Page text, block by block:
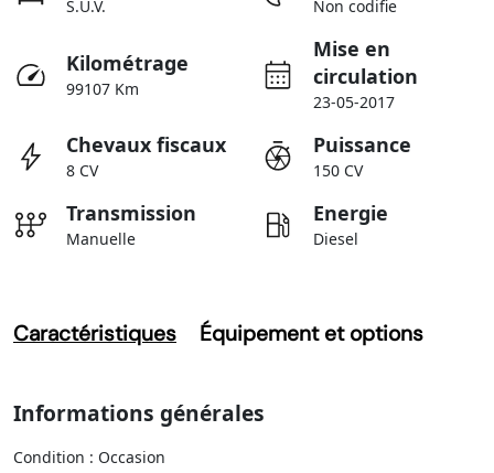
S.U.V. Non codifie
Kilométrage
99107 Km
Mise en
circulation
23-05-2017
Chevaux fiscaux
8 CV
Puissance
150 CV
Transmission
Manuelle
Energie
Diesel
Caractéristiques Équipement et options
Informations générales
Condition : Occasion